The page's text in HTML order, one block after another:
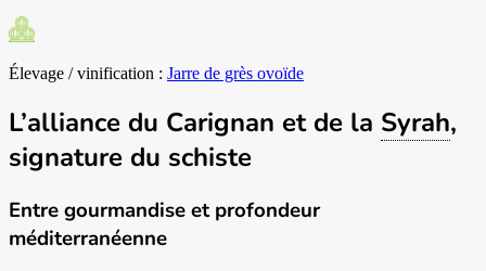
Élevage / vinification : Jarre de grès ovoïde
L’alliance du Carignan et de la Syrah,
signature du schiste
Entre gourmandise et profondeur
méditerranéenne